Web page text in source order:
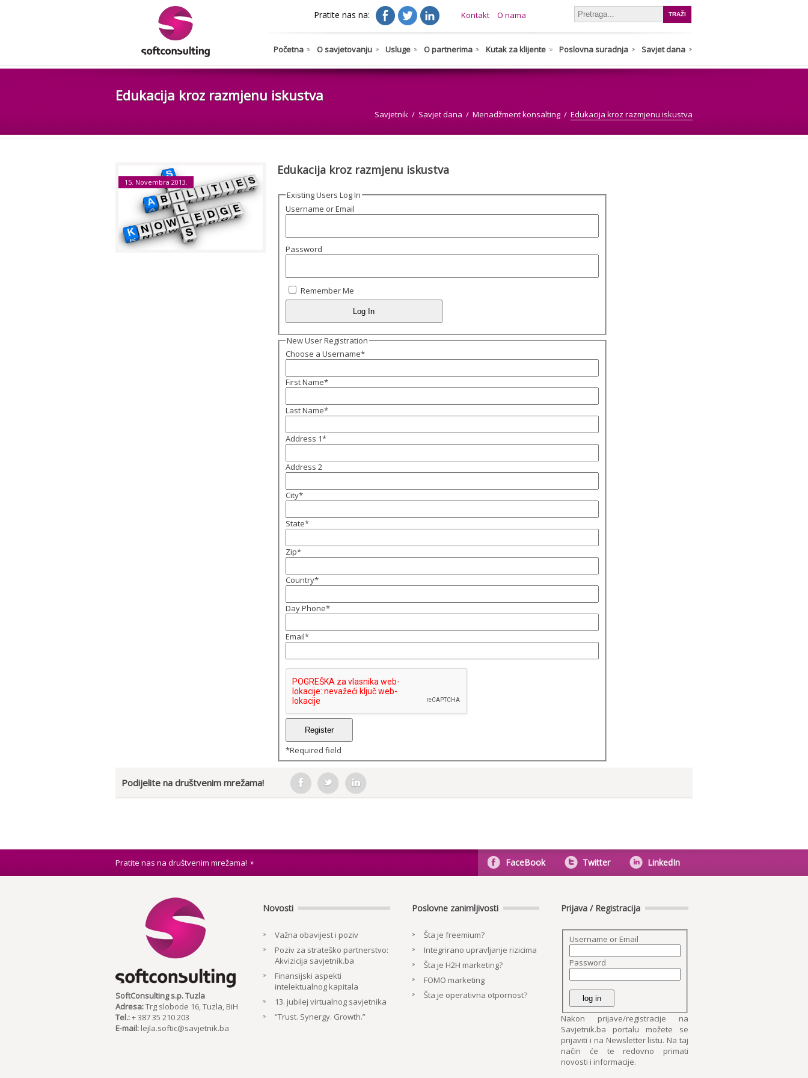
Pratite nas na: Kontakt O nama
Početna O savjetovanju Usluge O partnerima Kutak za klijente Poslovna suradnja Savjet dana
Edukacija kroz razmjenu iskustva
Savjetnik Savjet dana Menadžment konsalting Edukacija kroz razmjenu iskustva
15. Novembra 2013.
Edukacija kroz razmjenu iskustva
Existing Users Log In
Username or Email
Password
Remember Me
New User Registration
Choose a Username*
First Name*
Last Name*
Address 1*
Address 2
City*
State*
Zip*
Country*
Day Phone*
Email*
*Required field
Podijelite na društvenim mrežama!
Pratite nas na društvenim mrežama! FaceBook Twitter LinkedIn
SoftConsulting s.p. Tuzla
Adresa:Trg slobode 16, Tuzla, BiH
Tel.:+ 387 35 210 203
E-mail: lejla.softic@savjetnik.ba
Novosti
Važna obavijest i poziv
Poziv za strateško partnerstvo:
Akvizicija savjetnik.ba
Finansijski aspekti
intelektualnog kapitala
13. jubilej virtualnog savjetnika
“Trust. Synergy. Growth.”
Poslovne zanimljivosti
Šta je freemium?
Integrirano upravljanje rizicima
Šta je H2H marketing?
FOMO marketing
Šta je operativna otpornost?
Prijava / Registracija
Username or Email
Password
Nakon prijave/registracije na
Savjetnik.ba portalu možete se
prijaviti i na Newsletter listu. Na taj
način će te redovno primati
novosti i informacije.